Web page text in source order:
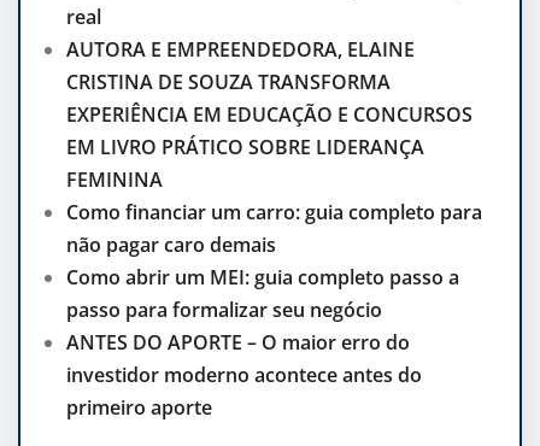
real
AUTORA E EMPREENDEDORA, ELAINE
CRISTINA DE SOUZA TRANSFORMA
EXPERIÊNCIA EM EDUCAÇÃO E CONCURSOS
EM LIVRO PRÁTICO SOBRE LIDERANÇA
FEMININA
Como financiar um carro: guia completo para
não pagar caro demais
Como abrir um MEI: guia completo passo a
passo para formalizar seu negócio
ANTES DO APORTE – O maior erro do
investidor moderno acontece antes do
primeiro aporte